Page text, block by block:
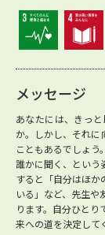
メッセージ
あなたには、きっ
か。しかし、それに
こともあるでしょう
誰かに聞く、という
すると「自分はほか
いる」など、先生
ります。自分ひと
来への道を決定して